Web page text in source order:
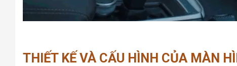
THIẾT KẾ VÀ CẤU HÌNH CỦA MÀN